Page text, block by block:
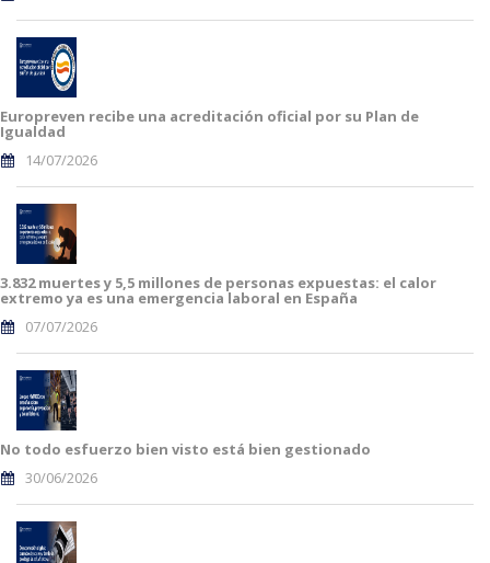
Europreven recibe una acreditación oficial por su Plan de
Igualdad
14/07/2026
3.832 muertes y 5,5 millones de personas expuestas: el calor
extremo ya es una emergencia laboral en España
07/07/2026
No todo esfuerzo bien visto está bien gestionado
30/06/2026